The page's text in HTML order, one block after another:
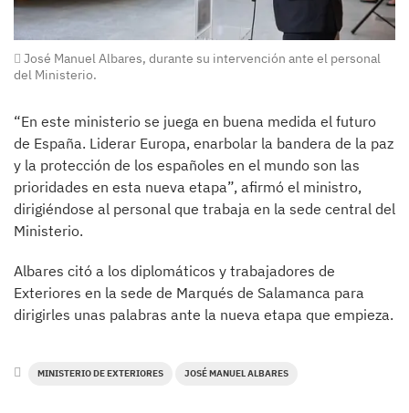
José Manuel Albares, durante su intervención ante el personal
del Ministerio.
“En este ministerio se juega en buena medida el futuro
de España. Liderar Europa, enarbolar la bandera de la paz
y la protección de los españoles en el mundo son las
prioridades en esta nueva etapa”, afirmó el ministro,
dirigiéndose al personal que trabaja en la sede central del
Ministerio.
Albares citó a los diplomáticos y trabajadores de
Exteriores en la sede de Marqués de Salamanca para
dirigirles unas palabras ante la nueva etapa que empieza.
MINISTERIO DE EXTERIORES JOSÉ MANUEL ALBARES